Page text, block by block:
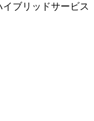
ブリッドサービス